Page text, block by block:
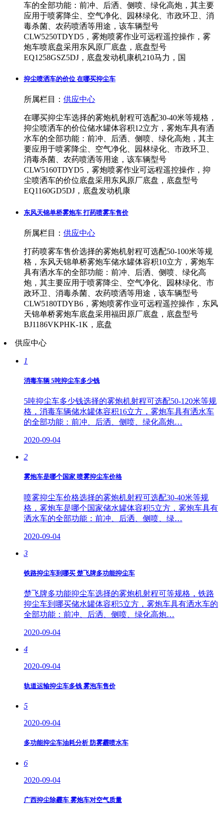
车的全部功能：前冲、后洒、侧喷、绿化高炮，其主要
应用于喷雾降尘、空气净化、园林绿化、市政环卫、消
毒杀菌、农药喷洒等用途，该车辆型号
CLW5250TDYD5，雾炮喷雾作业可远程遥控操作，雾
炮车喷底盘采用东风原厂底盘，底盘型号
EQ1258GSZ5DJ，底盘发动机康机210马力，国
抑尘喷洒车的价位 在哪买抑尘车
所属栏目： 供应中心
在哪买抑尘车选择的雾炮机射程可选配30-40米等规格，
抑尘喷洒车的价位储水罐体容积12立方，雾炮车具有洒
水车的全部功能：前冲、后洒、侧喷、绿化高炮，其主
要应用于喷雾降尘、空气净化、园林绿化、市政环卫、
消毒杀菌、农药喷洒等用途，该车辆型号
CLW5160TDYD5，雾炮喷雾作业可远程遥控操作，抑
尘喷洒车的价位底盘采用东风原厂底盘，底盘型号
EQ1160GD5DJ，底盘发动机康
东风天锦单桥雾炮车 打药喷雾车售价
所属栏目： 供应中心
打药喷雾车售价选择的雾炮机射程可选配50-100米等规
格，东风天锦单桥雾炮车储水罐体容积10立方，雾炮车
具有洒水车的全部功能：前冲、后洒、侧喷、绿化高
炮，其主要应用于喷雾降尘、空气净化、园林绿化、市
政环卫、消毒杀菌、农药喷洒等用途，该车辆型号
CLW5180TDYB6，雾炮喷雾作业可远程遥控操作，东风
天锦单桥雾炮车底盘采用福田原厂底盘，底盘型号
BJ1186VKPHK-1K，底盘
供应中心
1
消毒车辆 5吨抑尘车多少钱
5吨抑尘车多少钱选择的雾炮机射程可选配50-120米等规
格，消毒车辆储水罐体容积16立方，雾炮车具有洒水车
的全部功能：前冲、后洒、侧喷、绿化高炮…
2020-09-04
2
雾炮车是哪个国家 喷雾抑尘车价格
喷雾抑尘车价格选择的雾炮机射程可选配30-40米等规
格，雾炮车是哪个国家储水罐体容积5立方，雾炮车具有
洒水车的全部功能：前冲、后洒、侧喷、绿…
2020-09-04
3
铁路抑尘车到哪买 楚飞牌多功能抑尘车
楚飞牌多功能抑尘车选择的雾炮机射程可等规格，铁路
抑尘车到哪买储水罐体容积5立方，雾炮车具有洒水车的
全部功能：前冲、后洒、侧喷、绿化高炮…
2020-09-04
4
2020-09-04
轨道运输抑尘车多钱 雾泡车售价
5
2020-09-04
多功能抑尘车油耗分析 防雾霾喷水车
6
2020-09-04
广西抑尘除霾车 雾炮车对空气质量